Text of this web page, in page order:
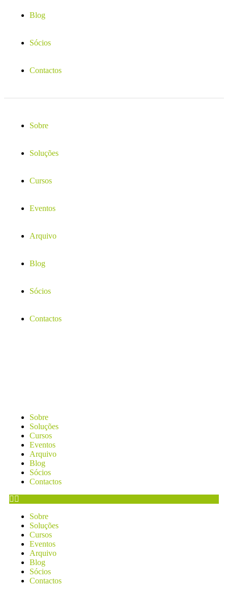
Blog
Sócios
Contactos
Sobre
Soluções
Cursos
Eventos
Arquivo
Blog
Sócios
Contactos
Sobre
Soluções
Cursos
Eventos
Arquivo
Blog
Sócios
Contactos
Sobre
Soluções
Cursos
Eventos
Arquivo
Blog
Sócios
Contactos